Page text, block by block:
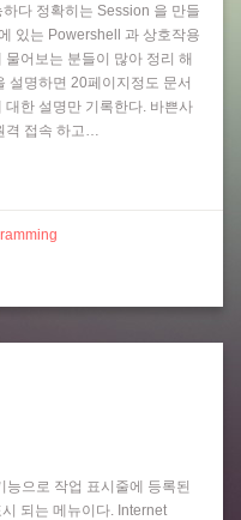
다 정확히는 Session 을 만들
있는 Powershell 과 상호작용
어보는 분들이 많아 정리 해
설명하면 20페이지정도 문서
한 설명만 기록한다. 바쁜사
격 접속 하고…
으로 작업 표시줄에 등록된
되는 메뉴이다. Internet